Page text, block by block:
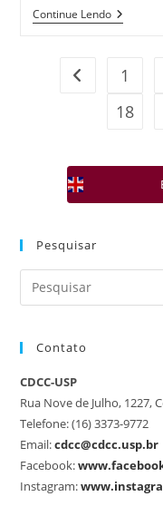
Continue Lendo
1
18
Pesquisar
Contato
CDCC-USP
Rua Nove de Julho, 1227,
Telefone: (16) 3373-9772
Email:cdcc@cdcc.usp.br
Facebook:
Instagram: